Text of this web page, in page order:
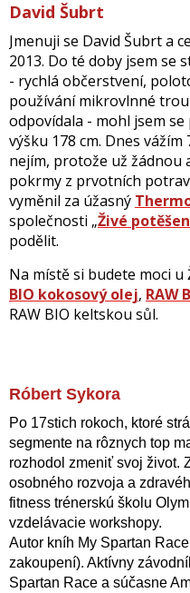
David Šubrt
Jmenuji se David Šubrt a
2013. Do té doby jsem se
- rychlá občerstvení,
používání mikrovlnné
odpovídala - mohl jsem
výšku 178 cm. Dnes
nejím, protože už žádnou
pokrmy z prvotních
vyměnil za úžasný
společnosti „Živé
podělit.
Na místě si budete moci
BIO kokosový olej, RAW
RAW BIO keltskou sůl.
Róbert Sykora
Po 17stich rokoch, ktoré
segmente na rôznych top
rozhodol zmeniť svoj život.
osobného rozvoja a
fitness trénerskú školu
vzdelávacie workshopy.
Autor kníh My Spartan
zakoupení). Aktívny
Spartan Race a súčasne